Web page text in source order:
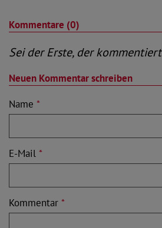
Kommentare (0)
Sei der Erste, der kommentiert
Neuen Kommentar schreiben
Name *
E-Mail *
Kommentar *